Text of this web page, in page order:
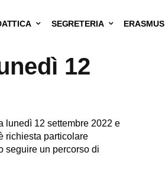
SEGRETERIA ERASMUS
12
lunedì 12 settembre 2022 e
richiesta particolare
seguire un percorso di